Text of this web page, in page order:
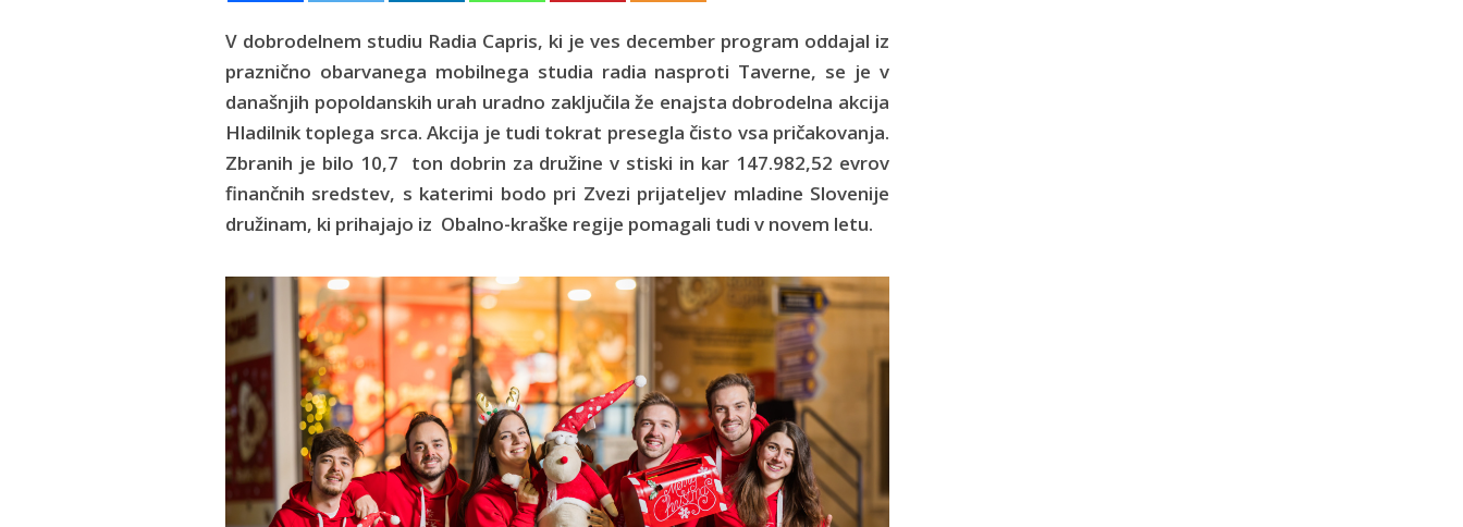
V dobrodelnem studiu Radia Capris, ki je ves december program oddajal iz
praznično obarvanega mobilnega studia radia nasproti Taverne, se je v
današnjih popoldanskih urah uradno zaključila že enajsta dobrodelna akcija
Hladilnik toplega srca. Akcija je tudi tokrat presegla čisto vsa pričakovanja.
Zbranih je bilo 10,7 ton dobrin za družine v stiski in kar 147.982,52 evrov
finančnih sredstev, s katerimi bodo pri Zvezi prijateljev mladine Slovenije
družinam, ki prihajajo iz Obalno-kraške regije pomagali tudi v novem letu.